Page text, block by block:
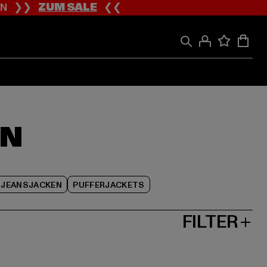
❯❯ZUM SALE❮❮
JEANSJACKEN PUFFERJACKETS
FILTER